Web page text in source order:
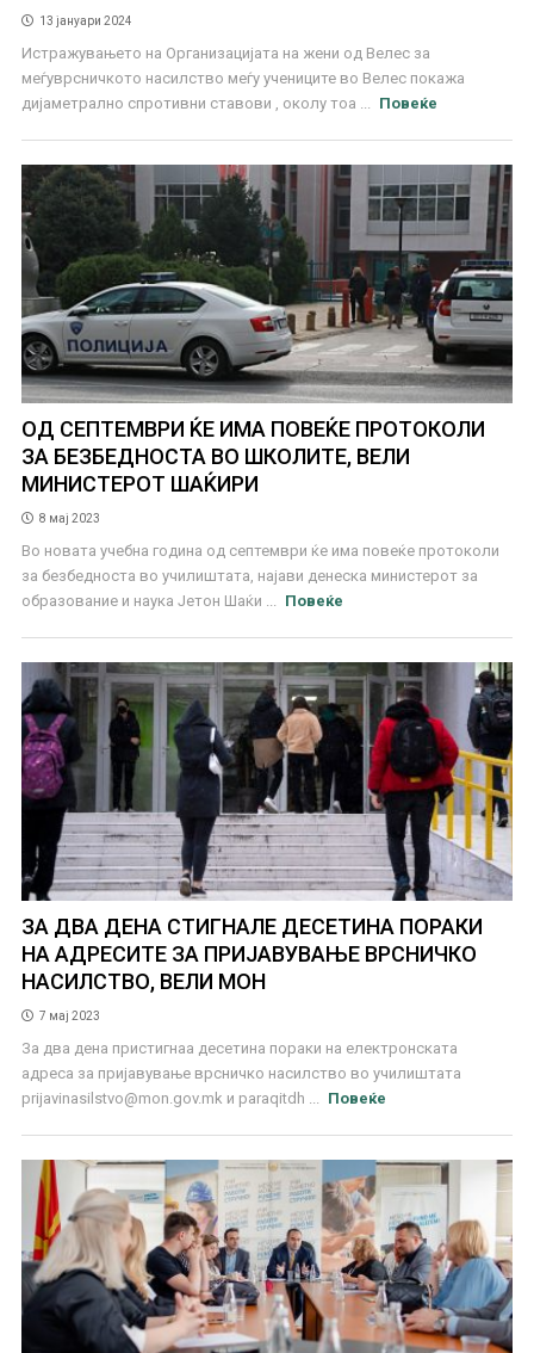
13 јануари 2024
Истражувањето на Организацијата на жени од Велес за
меѓуврсничкото насилство меѓу учениците во Велес покажа
дијаметрално спротивни ставови , околу тоа ...
Повеќе
ОД СЕПТЕМВРИ ЌЕ ИМА ПОВЕЌЕ ПРОТОКОЛИ
ЗА БЕЗБЕДНОСТА ВО ШКОЛИТЕ, ВЕЛИ
МИНИСТЕРОТ ШАЌИРИ
8 мај 2023
Во новата учебна година од септември ќе има повеќе протоколи
за безбедноста во училиштата, најави денеска министерот за
образование и наука Јетон Шаќи ...
Повеќе
ЗА ДВА ДЕНА СТИГНАЛЕ ДЕСЕТИНА ПОРАКИ
НА АДРЕСИТЕ ЗА ПРИЈАВУВАЊЕ ВРСНИЧКО
НАСИЛСТВО, ВЕЛИ МОН
7 мај 2023
За два дена пристигнаа десетина пораки на електронската
адреса за пријавување врсничко насилство во училиштата
prijavinasilstvo@mon.gov.mk и paraqitdh ... Повеќе